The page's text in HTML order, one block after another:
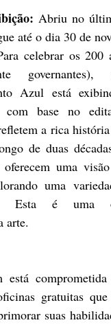
Abriu no
até o dia 30 de
celebrar os 200
Azul está
com base no
a rica
de duas
oferecem uma
uma
Esta é uma
arte.
gratuitas
suas